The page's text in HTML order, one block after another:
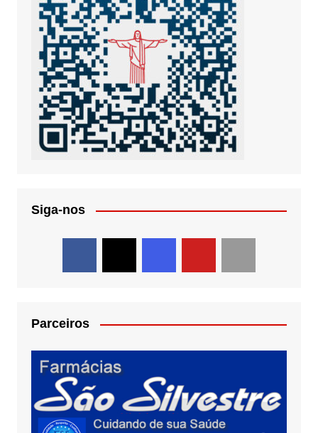
Siga-nos
Parceiros